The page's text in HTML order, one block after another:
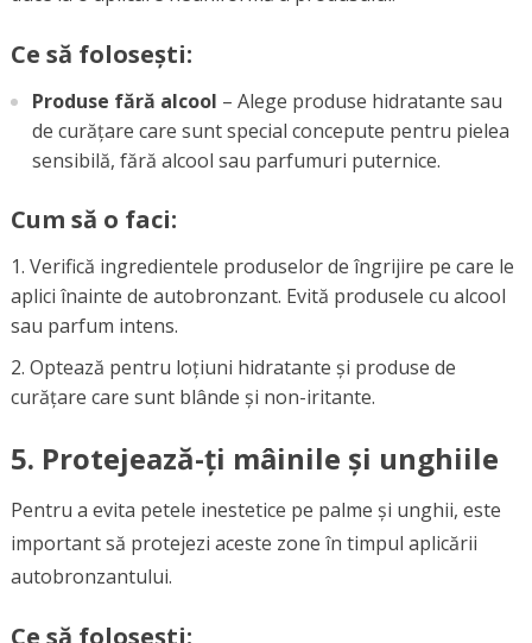
Ce să folosești:
Produse fără alcool – Alege produse hidratante sau
de curățare care sunt special concepute pentru pielea
sensibilă, fără alcool sau parfumuri puternice.
Cum să o faci:
Verifică ingredientele produselor de îngrijire pe care le
aplici înainte de autobronzant. Evită produsele cu alcool
sau parfum intens.
Optează pentru loțiuni hidratante și produse de
curățare care sunt blânde și non-iritante.
5. Protejează-ți mâinile și unghiile
Pentru a evita petele inestetice pe palme și unghii, este
important să protejezi aceste zone în timpul aplicării
autobronzantului.
Ce să folosești: